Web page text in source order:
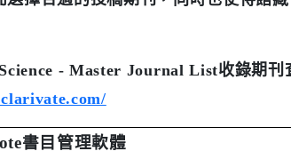
- Master Journal List收錄期刊
書目管理軟體